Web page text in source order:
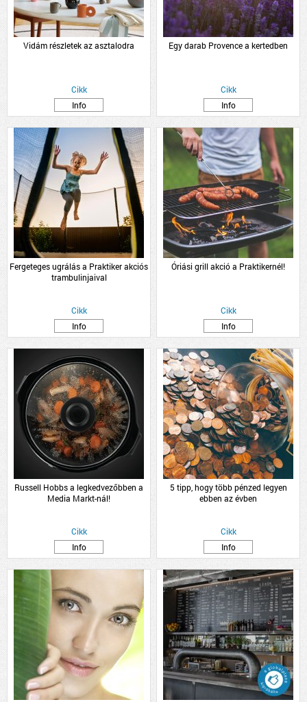
Vidám részletek az asztalodra
Cikk
Info
Egy darab Provence a kertedben
Cikk
Info
Fergeteges ugrálás a Praktiker akciós
trambulinjaival
Cikk
Info
Óriási grill akció a Praktikernél!
Cikk
Info
Russell Hobbs a legkedvezőbben a
Media Markt-nál!
Cikk
Info
5 tipp, hogy több pénzed legyen
ebben az évben
Cikk
Info